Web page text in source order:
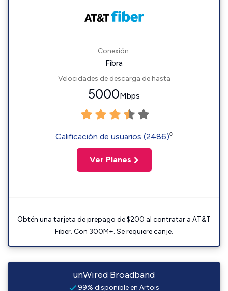
Conexión:
Fibra
Velocidades de descarga de hasta
5000Mbps
Calificación de usuarios (2486)◊
Ver Planes
Obtén una tarjeta de prepago de $200 al contratar a AT&T
Fiber. Con 300M+. Se requiere canje.
unWired Broadband
99% disponible en Artois